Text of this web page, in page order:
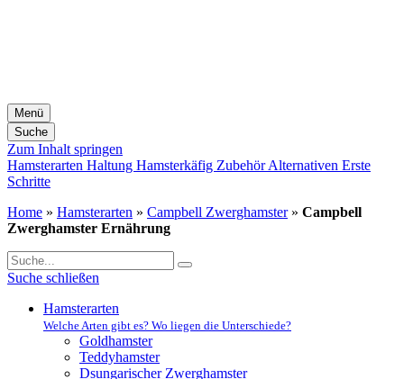
Menü
Suche
Zum Inhalt springen
Hamsterarten Haltung Hamsterkäfig ZubehörAlternativen Erste
Schritte
Home » Hamsterarten » Campbell Zwerghamster» Campbell
Zwerghamster Ernährung
Suche schließen
Hamsterarten
Welche Arten gibt es? Wo liegen die Unterschiede?
Goldhamster
Teddyhamster
Dsungarischer Zwerghamster